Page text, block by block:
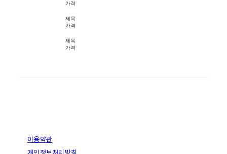
가격
제목
가격
제목
가격
이용약관